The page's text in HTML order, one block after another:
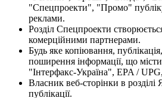
"Спецпроекти", "Промо"
реклами.
Розділ Спецпроекти
комерційними партнерами.
Будь яке копіювання,
поширення інформації, що
"Інтерфакс-Україна", EPA /
Власник веб-сторінки в
публікації.